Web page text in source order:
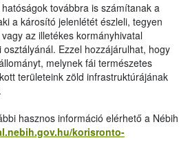
továbbra is számítanak a
a károsító jelenlétét észleli, tegyen
az illetékes kormányhivatal
Ezzel hozzájárulhat, hogy
melynek fái természetes
területeink zöld infrastruktúrájának
hasznos információ elérhető a Nébih
korisronto-